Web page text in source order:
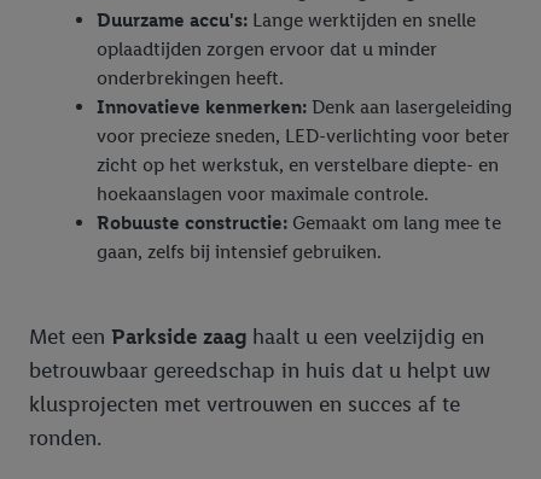
Duurzame accu's: Lange werktijden en snelle
oplaadtijden zorgen ervoor dat u minder
onderbrekingen heeft.
Innovatieve kenmerken: Denk aan lasergeleiding
voor precieze sneden, LED-verlichting voor beter
zicht op het werkstuk, en verstelbare diepte- en
hoekaanslagen voor maximale controle.
Robuuste constructie: Gemaakt om lang mee te
gaan, zelfs bij intensief gebruiken.
Met een Parkside zaag haalt u een veelzijdig en
betrouwbaar gereedschap in huis dat u helpt uw
klusprojecten met vertrouwen en succes af te
ronden.
SA beschikt, meerdere eindapparaten of Lidl-diensten aan u
kunnen worden toegewezen.
Onder “Aanpassen” kunt u individuele doeleinden toestaan en
meer informatie vinden over de gegevensverwerking.
Door op “weigeren” te klikken, kunt u alleen het gebruik van de
noodzakelijke technologieën toestaan. Door op “aanvaarden” te
klikken, stemt u in met alle verwerkingen voor alle
bovengenoemde doeleinden. Meer informatie, waaronder de
bewaartermijn van de gegevens en uw recht om uw
impressum hier.